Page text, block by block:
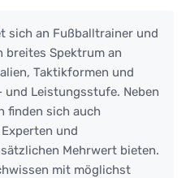
sich an Fußballtrainer und
breites Spektrum an
Taktikformen und
Leistungsstufe. Neben
finden sich auch
und
Mehrwert bieten.
mit möglichst